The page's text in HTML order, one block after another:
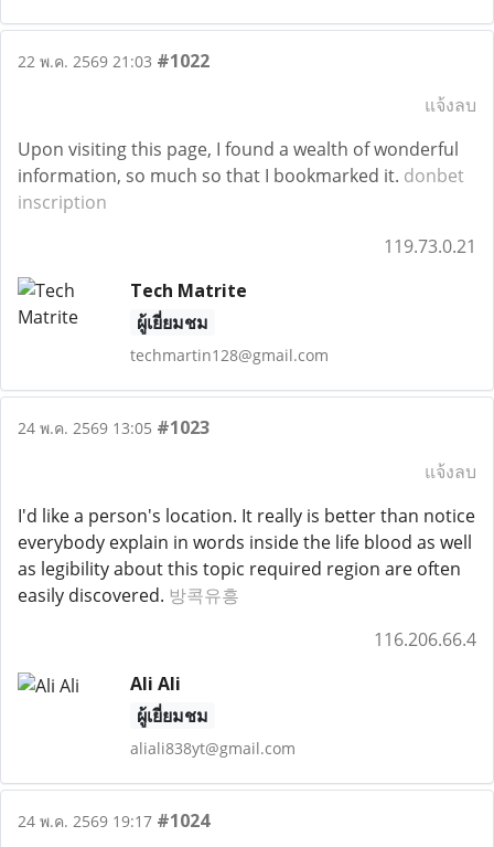
22 พ.ค. 2569 21:03 #1022
แจ้งลบ
Upon visiting this page, I found a wealth of wonderful
information, so much so that I bookmarked it. donbet
inscription
119.73.0.21
Tech Matrite
ผู้เยี่ยมชม
techmartin128@gmail.com
24 พ.ค. 2569 13:05 #1023
แจ้งลบ
I'd like a person's location. It really is better than notice
everybody explain in words inside the life blood as well
as legibility about this topic required region are often
easily discovered. 방콕유흥
116.206.66.4
Ali Ali
ผู้เยี่ยมชม
aliali838yt@gmail.com
24 พ.ค. 2569 19:17 #1024